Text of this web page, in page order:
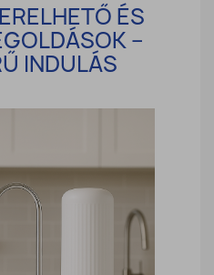
ÉS
–
INDULÁS